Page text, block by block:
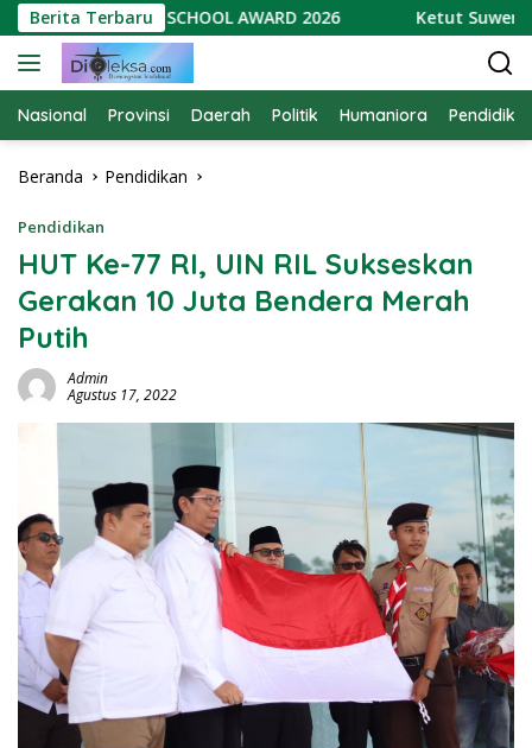
Langsung
ke
konten
Berita Terbaru
RAIH GREEN SCHOOL AWARD 2026 Ketut Suwendra
Nasional Provinsi Daerah Politik Humaniora
Beranda Pendidikan
Pendidikan
HUT Ke-77 RI, UIN RIL Sukseskan
Gerakan 10 Juta Bendera Merah
Putih
Admin
Agustus 17, 2022